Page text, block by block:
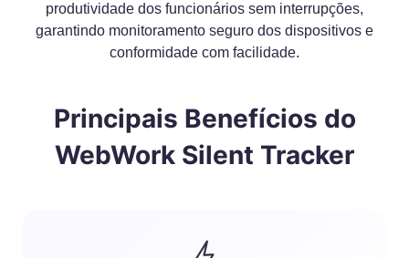
produtividade dos funcionários sem interrupções,
garantindo monitoramento seguro dos dispositivos e
conformidade com facilidade.
Principais Benefícios do
WebWork Silent Tracker